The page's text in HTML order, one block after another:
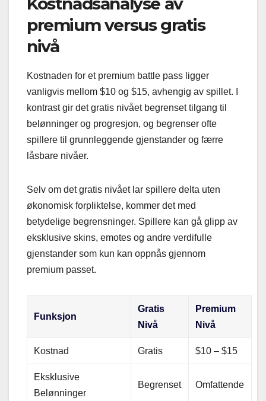
premium versus gratis
nivå
Kostnaden for et premium battle pass ligger
vanligvis mellom $10 og $15, avhengig av spillet. I
kontrast gir det gratis nivået begrenset tilgang til
belønninger og progresjon, og begrenser ofte
spillere til grunnleggende gjenstander og færre
låsbare nivåer.
Selv om det gratis nivået lar spillere delta uten
økonomisk forpliktelse, kommer det med
betydelige begrensninger. Spillere kan gå glipp av
eksklusive skins, emotes og andre verdifulle
gjenstander som kun kan oppnås gjennom
premium passet.
Funksjon
Gratis
Nivå
Premium
Nivå
Kostnad Gratis $10 – $15
Eksklusive
Belønninger
Begrenset Omfattende